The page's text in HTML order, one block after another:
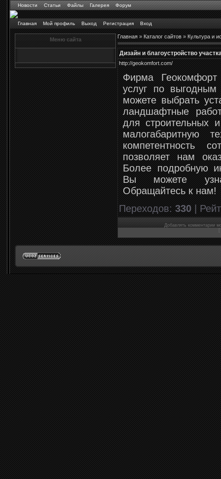
Новости Статьи Файлы Галерея Форум
Главная Мой профиль Выход Регистрация Вход
Меню сайта Главная»Каталог сайтов»Культура и
Дизайн и благоустройство
http://geokomfort.com/
Фирма Геокомфорт
услуг по
можете выбрать
ландшафтные
для строительных
малогабаритную
компетентность
позволяет нам
Более подробную
Вы можете
Обращайтесь к нам!
Переходов:330|
Добавлять комментарии